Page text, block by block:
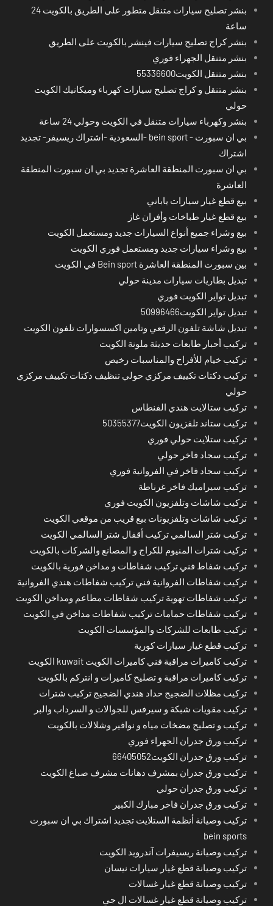
بنشر تصليح سيارات متنقل متطور على الطريق بالكويت 24
ساعة
بنشر كراج تصليح سيارات فينشر بالكويت على الطريق
بنشر متنقل الجهراء فوري
بنشر متنقل الكويت55336600
بنشر متنقل و كراج تصليح سيارات كهرباء وميكانيك الكويت
حولي
بنشر وكهرباء سيارات متنقل في الكويت وحولي 24 ساعة
بي ان سبورت - bein sport -السعودية -اشتراك ريسيفر- تجديد
اشتراك
بي ان سبورت المنطقة العاشرة تجديد بي ان سبورت المنطقة
العاشرة
بيع قطع غيار سيارات ياباني
بيع قطع غيار طباخات وأفران غاز
بيع وشراء جميع أنواع السيارات جديد ومستعمل الكويت
بيع وشراء سيارات جديد ومستعمل فوري الكويت
بين سبورت المنطقة العاشرة Bein sport في الكويت
تبديل بطاريات سيارات مدينة حولي
تبديل تواير الكويت فوري
تبديل تواير الكويت50996466
تبديل شاشة تلفون الرقعي وتامين اكسسوارات تلفون الكويت
تركيب أحبار طابعات حديثة ملونة الكويت
تركيب خيام للأفراح والمناسبات رخيص
تركيب دكتات تكييف مركزي حولي تنظيف دكتات تكييف مركزي
حولي
تركيب ستالايت هندي الفنطاس
تركيب ستاند تلفزيون الكويت50355377
تركيب ستلايت حولي فوري
تركيب سجاد فاخر حولي
تركيب سجاد فاخر في الفروانية فوري
تركيب سيراميك فاخر غرناطة
تركيب شاشات وتلفزيون الكويت فوري
تركيب شاشات وتلفزيونات بيع قريب من موقعي الكويت
تركيب شتر السالمي تركيب أقفال شتر السالمي الكويت
تركيب شترات المنيوم للكراج و المصانع والشركات بالكويت
تركيب شفاط فني تركيب شفاطات و مداخن فورية بالكويت
تركيب شفاطات الفروانية فني تركيب شفاطات هندي الفروانية
تركيب شفاطات تهوية تركيب شفاطات مطاعم ومداخن الكويت
تركيب شفاطات حمامات تركيب شفاطات مداخن في الكويت
تركيب طابعات للشركات والمؤسسات الكويت
تركيب قطع غيار سيارات كورية
تركيب كاميرات مراقبة فني كاميرات الكويت kuwait الكويت
تركيب كاميرات مراقبة و تصليح كاميرات و انتركم بالكويت
تركيب مظلات الضجيج حداد هندي الضجيج تركيب شترات
تركيب مقويات شبكة و سيرفس للجوالات و السرداب والبر
تركيب و تصليح مضخات مياه و نوافير وشلالات بالكويت
تركيب ورق جدران الجهراء فوري
تركيب ورق جدران الكويت66405052
تركيب ورق جدران بمشرف دهانات مشرف صباغ الكويت
تركيب ورق جدران حولي
تركيب ورق جدران فاخر مبارك الكبير
تركيب وصيانة أنظمة الستلايت تجديد اشتراك بي ان سبورت
bein sports
تركيب وصيانة ريسيفرات آندرويد الكويت
تركيب وصيانة قطع غيار سيارات نيسان
تركيب وصيانة قطع غيار غسالات
تركيب وصيانة قطع غيار غسالات ال جي